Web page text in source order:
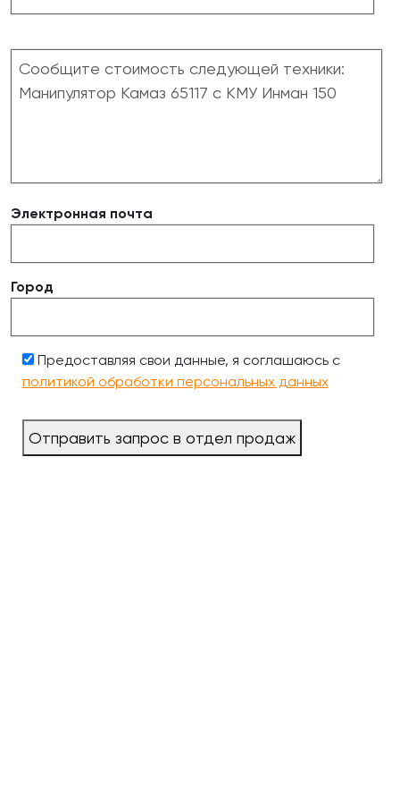
Электронная почта
Город
Предоставляя свои данные, я соглашаюсь с
политикой обработки персональных данных
Отправить запрос в отдел продаж